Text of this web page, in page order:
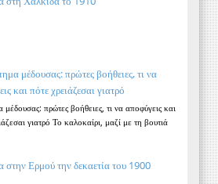
μέδουσας: πρώτες βοήθειες, τι να
και πότε χρειάζεσαι γιατρό
μέδουσας: πρώτες βοήθειες, τι να αποφύγεις και
γιατρό Το καλοκαίρι, μαζί με τη βουτιά
στην Ερμού την δεκαετία του 1900